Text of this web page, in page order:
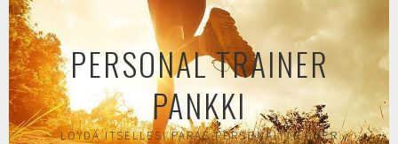
Skip
to
content
PERSONAL TRAINER
PANKKI
LÖYDÄ ITSELLESI PARAS PERSONAL TRAINER